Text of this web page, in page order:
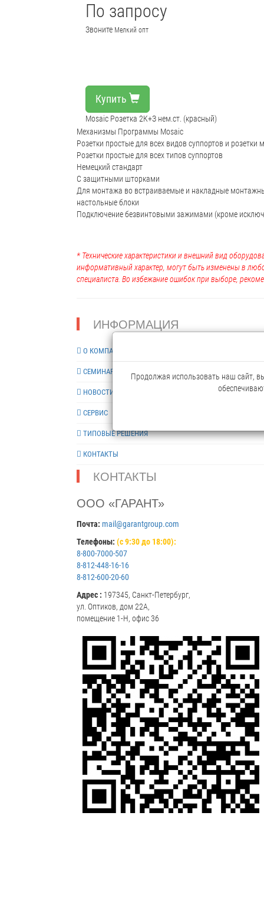
По запросу
Звоните Мелкий опт
Купить
Mosaic Розетка 2К+З нем.ст. (красный)
Механизмы Программы Mosaic
Розетки простые для всех видов суппортов и
Розетки простые для всех типов суппортов
Немецкий стандарт
С защитными шторками
Для монтажа во встраиваемые и накладные
настольные блоки
Подключение безвинтовыми зажимами (кроме
* Технические характеристики и внешний вид
информативный характер, могут быть изменены в
специалиста. Во избежание ошибок при выборе,
ИНФОРМАЦИЯ
О КОМПАНИИ
СЕМИНАРЫ
НОВОСТИ
СЕРВИС
ТИПОВЫЕ РЕШЕНИЯ
КОНТАКТЫ
КОНТАКТЫ
ООО «ГАРАНТ»
Почта: mail@garantgroup.com
Телефоны: (с 9:30 до 18:00):
8-800-7000-507
8-812-448-16-16
8-812-600-20-60
Адрес : 197345, Санкт-Петербург,
ул. Оптиков, дом 22А,
помещение 1-Н, офис 36
Продолжая использовать наш сайт,